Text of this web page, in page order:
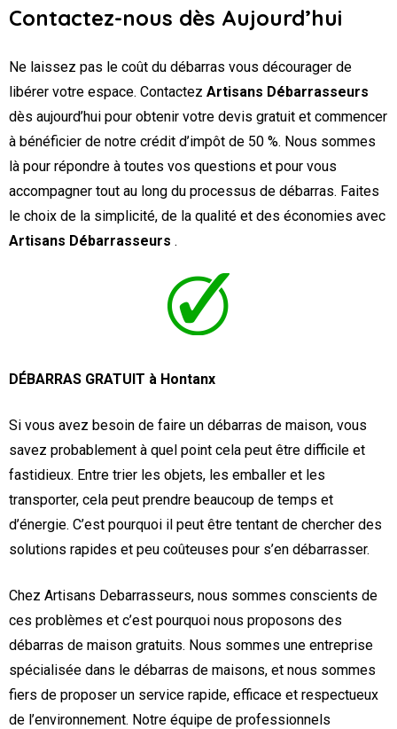
Contactez-nous dès Aujourd’hui
Ne laissez pas le coût du débarras vous décourager de
libérer votre espace. Contactez Artisans Débarrasseurs
dès aujourd’hui pour obtenir votre devis gratuit et commencer
à bénéficier de notre crédit d’impôt de 50 %. Nous sommes
là pour répondre à toutes vos questions et pour vous
accompagner tout au long du processus de débarras. Faites
le choix de la simplicité, de la qualité et des économies avec
Artisans Débarrasseurs .
DÉBARRAS GRATUIT à Hontanx
Si vous avez besoin de faire un débarras de maison, vous
savez probablement à quel point cela peut être difficile et
fastidieux. Entre trier les objets, les emballer et les
transporter, cela peut prendre beaucoup de temps et
d’énergie. C’est pourquoi il peut être tentant de chercher des
solutions rapides et peu coûteuses pour s’en débarrasser.
Chez Artisans Debarrasseurs, nous sommes conscients de
ces problèmes et c’est pourquoi nous proposons des
débarras de maison gratuits. Nous sommes une entreprise
spécialisée dans le débarras de maisons, et nous sommes
fiers de proposer un service rapide, efficace et respectueux
de l’environnement. Notre équipe de professionnels